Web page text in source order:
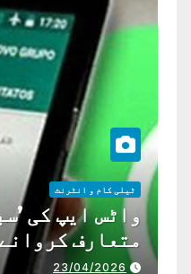
ٹیلی کام و انٹرنٹ
واٹس ایپ کی
متعارف
23/04/2026